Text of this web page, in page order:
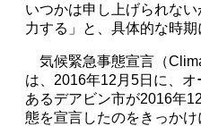
いつかは申し上げられな
力する」と、具体的な時期
気候緊急事態宣言（
は、 2016年12 月 5日に、
あるデアビン市が2016年12
態を宣言したのをきっか